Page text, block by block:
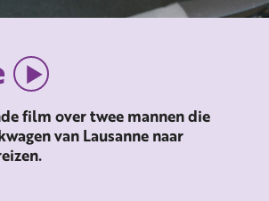
film over twee mannen die
van Lausanne naar